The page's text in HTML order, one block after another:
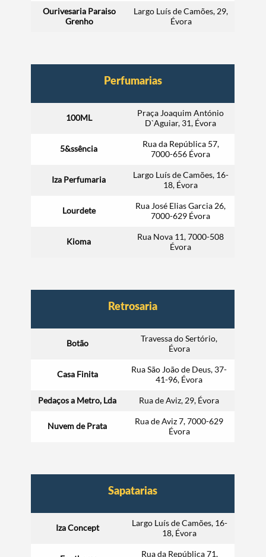
Ourivesaria Paraiso
Grenho
Largo Luís de Camões, 29,
Évora
Perfumarias
100ML
Praça Joaquim António
D`Aguiar, 31, Évora
5&ssência
Rua da República 57,
7000-656 Évora
Iza Perfumaria
Largo Luís de Camões, 16-
18, Évora
Lourdete
Rua José Elias Garcia 26,
7000-629 Évora
Kioma
Rua Nova 11, 7000-508
Évora
Retrosaria
Botão
Travessa do Sertório,
Évora
Casa Finita
Rua São João de Deus, 37-
41-96, Évora
Pedaços a Metro, Lda Rua de Aviz, 29, Évora
Nuvem de Prata
Rua de Aviz 7, 7000-629
Évora
Sapatarias
Iza Concept
Largo Luís de Camões, 16-
18, Évora
Rua da República 71,